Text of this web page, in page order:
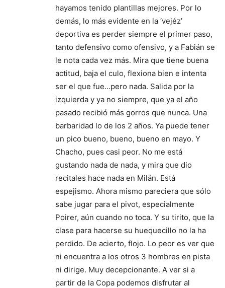
hayamos tenido plantillas mejores. Por lo
demás, lo más evidente en la ‘vejéz’
deportiva es perder siempre el primer paso,
tanto defensivo como ofensivo, y a Fabián se
le nota cada vez más. Mira que tiene buena
actitud, baja el culo, flexiona bien e intenta
ser el que fue…pero nada. Salida por la
izquierda y ya no siempre, que ya el año
pasado recibió más gorros que nunca. Una
barbaridad lo de los 2 años. Ya puede tener
un pico bueno, bueno, bueno en mayo. Y
Chacho, pues casi peor. No me está
gustando nada de nada, y mira que dio
recitales hace nada en Milán. Está
espejismo. Ahora mismo pareciera que sólo
sabe jugar para el pivot, especialmente
Poirer, aún cuando no toca. Y su tirito, que la
clase para hacerse su huequecillo no la ha
perdido. De acierto, flojo. Lo peor es ver que
ni encuentra a los otros 3 hombres en pista
ni dirige. Muy decepcionante. A ver si a
partir de la Copa podemos disfrutar al